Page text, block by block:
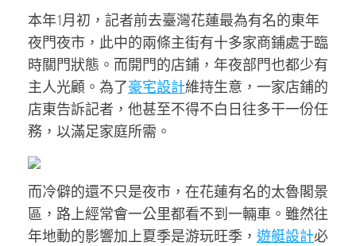
本年1月初，記者前去臺灣花蓮最為有名的東年
夜門夜市，此中的兩條主街有十多家商鋪處于臨
時關門狀態。而開門的店鋪，年夜部門也都少有
主人光顧。為了豪宅設計維持生意，一家店鋪的
店東告訴記者，他甚至不得不白日往多干一份任
務，以滿足家庭所需。
而冷僻的還不只是夜市，在花蓮有名的太魯閣景
區，路上經常會一公里都看不到一輛車。雖然往
年地動的影響加上夏季是游玩旺季， 遊艇設計必